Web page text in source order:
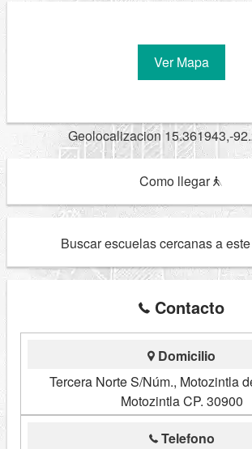
Ver Mapa
Geolocalizacion 15.361943,-
Como llegar
Buscar escuelas cercanas a
Contacto
Domicilio
Tercera Norte S/Núm., Motozintla
Motozintla CP. 30900
Telefono